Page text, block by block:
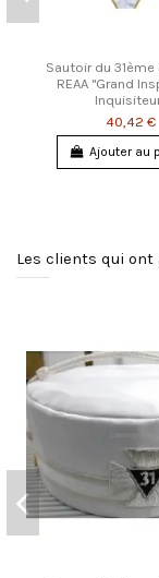
Sautoir du 31ème
REAA "Grand
40,42 €
Ajouter au
Les clients qui